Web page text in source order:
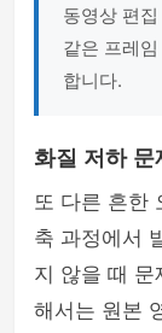
동영상 편
같은 프레
합니다.
화질 저하 문
또 다른 흔한
축 과정에서
지 않을 때 문
해서는 원본